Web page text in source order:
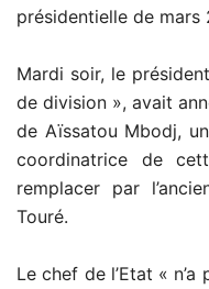
présidentielle de mars
Mardi soir, le
de division », avait
de Aïssatou Mbodj,
coordinatrice de
remplacer par
Touré.
Le chef de l’Etat «